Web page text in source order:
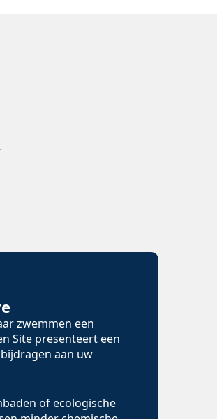
zwemmen een
Site presenteert een
aan uw
of ecologische